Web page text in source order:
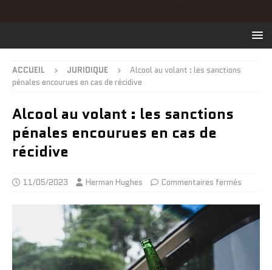
ACCUEIL JURIDIQUE
Alcool au volant : les sanctions
pénales encourues en cas de récidive
Alcool au volant : les sanctions
pénales encourues en cas de
récidive
11/05/2023 Herman Hughes Commentaires fermés